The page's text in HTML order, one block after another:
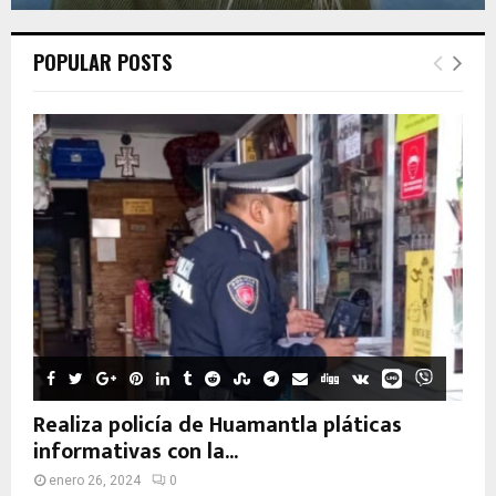
POPULAR POSTS
Realiza policía de Huamantla pláticas
informativas con la...
enero 26, 2024 0